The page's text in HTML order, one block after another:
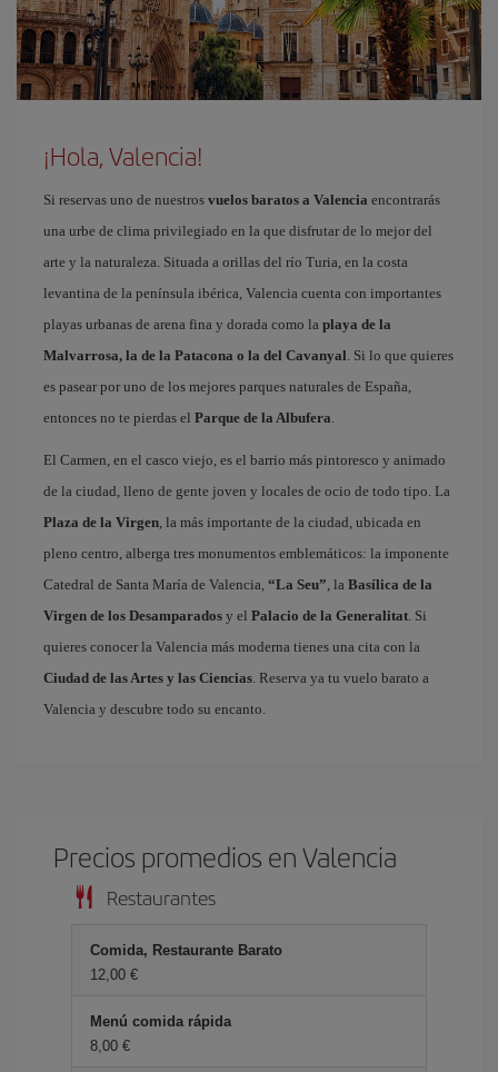
¡Hola, Valencia!
Si reservas uno de nuestros vuelos baratos a Valencia encontrarás
una urbe de clima privilegiado en la que disfrutar de lo mejor del
arte y la naturaleza. Situada a orillas del río Turia, en la costa
levantina de la península ibérica, Valencia cuenta con importantes
playas urbanas de arena fina y dorada como la playa de la
Malvarrosa, la de la Patacona o la del Cavanyal. Si lo que quieres
es pasear por uno de los mejores parques naturales de España,
entonces no te pierdas el Parque de la Albufera.
El Carmen, en el casco viejo, es el barrio más pintoresco y animado
de la ciudad, lleno de gente joven y locales de ocio de todo tipo. La
Plaza de la Virgen, la más importante de la ciudad, ubicada en
pleno centro, alberga tres monumentos emblemáticos: la imponente
Catedral de Santa María de Valencia, “La Seu”, la Basílica de la
Virgen de los Desamparados y el Palacio de la Generalitat. Si
quieres conocer la Valencia más moderna tienes una cita con la
Ciudad de las Artes y las Ciencias. Reserva ya tu vuelo barato a
Valencia y descubre todo su encanto.
Precios promedios en Valencia
Restaurantes
Comida, Restaurante Barato
12,00 €
Menú comida rápida
8,00 €